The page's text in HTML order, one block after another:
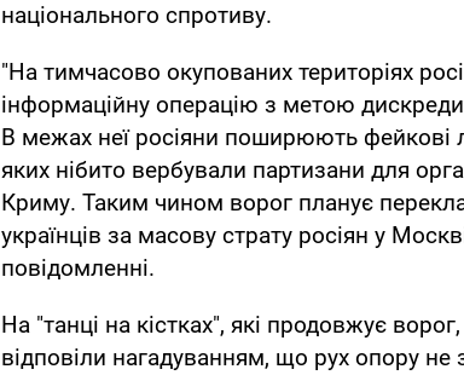
національного спротиву.
"На тимчасово окупованих територіях
інформаційну операцію з метою
В межах неї росіяни поширюють фейкові
яких нібито вербували партизани для
Криму. Таким чином ворог планує
українців за масову страту росіян у
повідомленні.
На "танці на кістках", які продовжує
відповіли нагадуванням, що рух опору не